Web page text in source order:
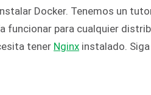
Docker. Tenemos un
funcionar para cualquier
tener Nginx instalado.